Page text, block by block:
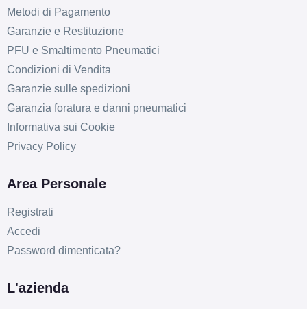
B
Metodi di Pagamento
Garanzie e Restituzione
PFU e Smaltimento Pneumatici
Condizioni di Vendita
Garanzie sulle spedizioni
Garanzia foratura e danni pneumatici
Informativa sui Cookie
Privacy Policy
Area Personale
Registrati
Accedi
Password dimenticata?
L'azienda